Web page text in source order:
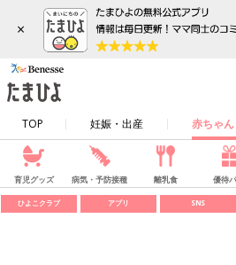
×
TOP 妊娠・出産 赤ちゃ
育児グッズ 病気・予防接種 離乳食 優待
ひよこクラブ アプリ SNS